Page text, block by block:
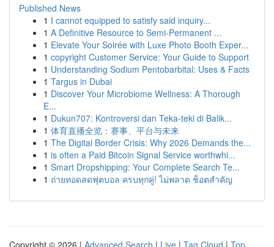
Published News
1 I cannot equipped to satisfy said inquiry...
1 A Definitive Resource to Semi-Permanent ...
1 Elevate Your Soirée with Luxe Photo Booth Exper...
1 copyright Customer Service: Your Guide to Support
1 Understanding Sodium Pentobarbital: Uses & Facts
1 Targus in Dubai
1 Discover Your Microbiome Wellness: A Thorough
E...
1 Dukun707: Kontroversi dan Teka-teki di Balik...
1 体育直播全览：赛事、平台与未来
1 The Digital Border Crisis: Why 2026 Demands the...
1 is often a Paid Bitcoin Signal Service worthwhi...
1 Smart Dropshipping: Your Complete Search Te...
1 ถ่ายทอดสดฟุตบอล ครบทุกคู่! ไม่พลาด ช็อตสำคัญ
Copyright © 2026 | Advanced Search | Live | Tag Cloud | Top